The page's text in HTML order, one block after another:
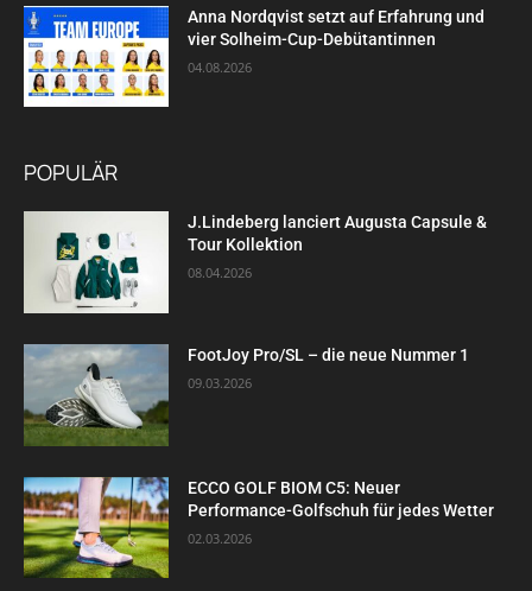
Anna Nordqvist setzt auf Erfahrung und
vier Solheim-Cup-Debütantinnen
04.08.2026
POPULÄR
J.Lindeberg lanciert Augusta Capsule &
Tour Kollektion
08.04.2026
FootJoy Pro/SL – die neue Nummer 1
09.03.2026
ECCO GOLF BIOM C5: Neuer
Performance-Golfschuh für jedes Wetter
02.03.2026